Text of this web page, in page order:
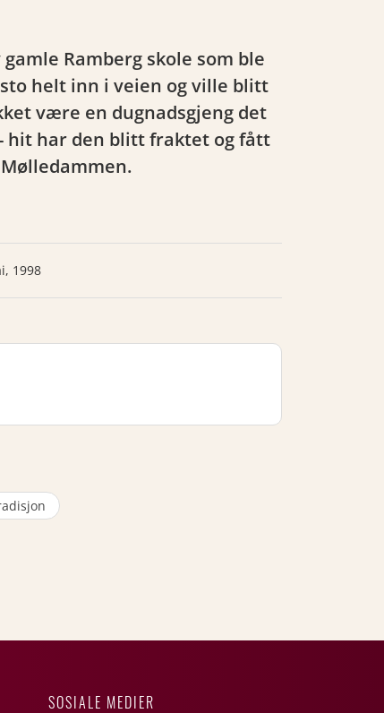
Ramberg skole som ble
helt inn i veien og ville blitt
være en dugnadsgjeng det
hit har den blitt fraktet og fått
1998
SOSIALE MEDIER